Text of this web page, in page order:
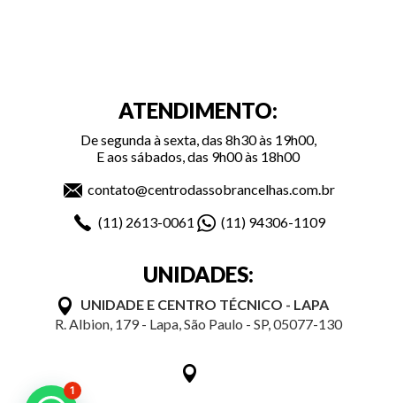
1
ATENDIMENTO:
De segunda à sexta, das 8h30 às 19h00,
E aos sábados, das 9h00 às 18h00
contato@centrodassobrancelhas.com.br
(11) 2613-0061 (11) 94306-1109
UNIDADES:
UNIDADE E CENTRO TÉCNICO - LAPA
R. Albion, 179 - Lapa, São Paulo - SP, 05077-130